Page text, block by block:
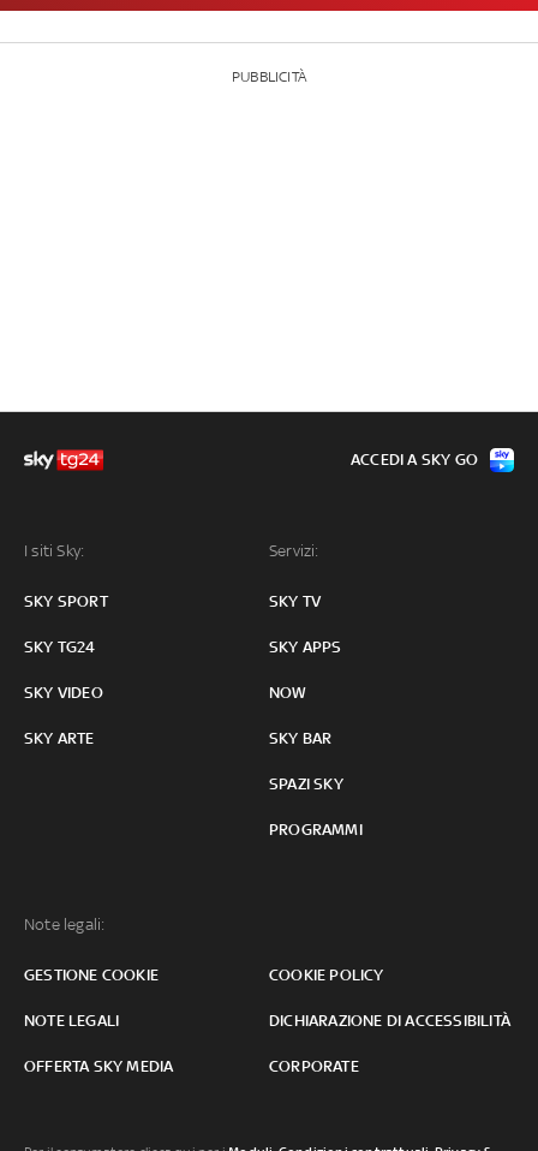
PUBBLICITÀ
I siti Sky:
SKY SPORT
SKY TG24
SKY VIDEO
SKY ARTE
Servizi:
SKY TV
SKY APPS
NOW
SKY BAR
SPAZI SKY
PROGRAMMI
Note legali:
GESTIONE COOKIE COOKIE POLICY
NOTE LEGALI DICHIARAZIONE DI ACCESSIBILITÀ
OFFERTA SKY MEDIA CORPORATE
ACCEDI A SKY GO